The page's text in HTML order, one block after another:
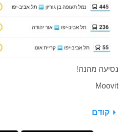
נסיעה מהנה!
Moovit
קודם